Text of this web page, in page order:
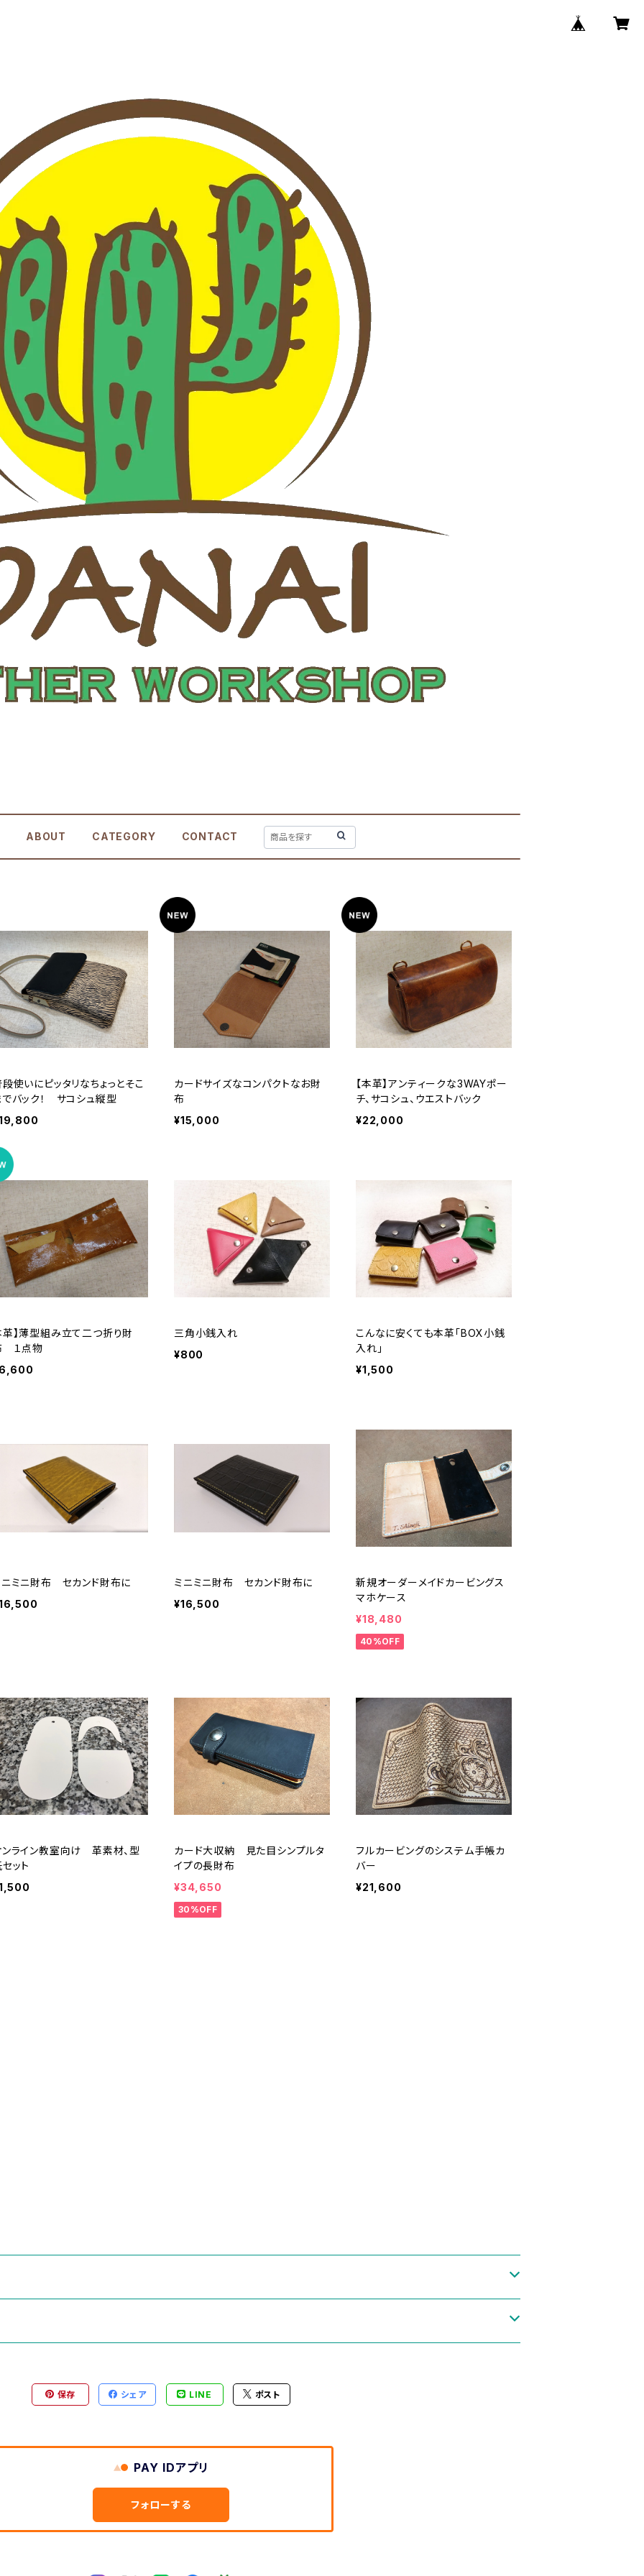
ABOUT CATEGORY CONTACT
使いにピッタリなちょっとそこ
でバック！ サコシュ縦型
カードサイズなコンパクトなお財
布
¥15,000
【本革】アンティークな3WAYポー
チ、サコシュ、ウエストバック
¥22,000
革】薄型組み立て二つ折り財
１点物
三角小銭入れ
¥800
こんなに安くても本革「BOX小銭
入れ」
¥1,500
ニミニ財布 セカンド財布に
ミニミニ財布 セカンド財布に
¥16,500
新規オーダーメイドカービングス
マホケース
¥18,480
40%OFF
ンライン教室向け 革素材、型
ット
カード大収納 見た目シンプルタ
イプの長財布
¥34,650
30%OFF
フルカービングのシステム手帳カ
バー
¥21,600
保存 シェア LINE ポスト
PAY IDアプリ
フォローする